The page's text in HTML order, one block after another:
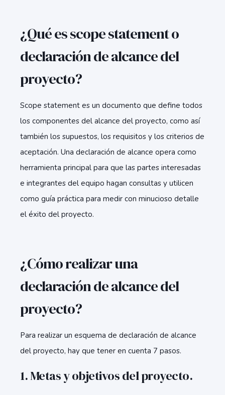
¿Qué es scope statement o
declaración de alcance del
proyecto?
Scope statement es un documento que define todos
los componentes del alcance del proyecto, como así
también los supuestos, los requisitos y los criterios de
aceptación. Una declaración de alcance opera como
herramienta principal para que las partes interesadas
e integrantes del equipo hagan consultas y utilicen
como guía práctica para medir con minucioso detalle
el éxito del proyecto.
¿Cómo realizar una
declaración de alcance del
proyecto?
Para realizar un esquema de declaración de alcance
del proyecto, hay que tener en cuenta 7 pasos.
1. Metas y objetivos del proyecto.